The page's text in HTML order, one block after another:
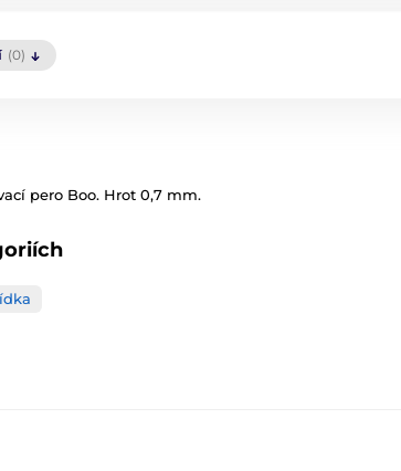
(0)
pero Boo. Hrot 0,7 mm.